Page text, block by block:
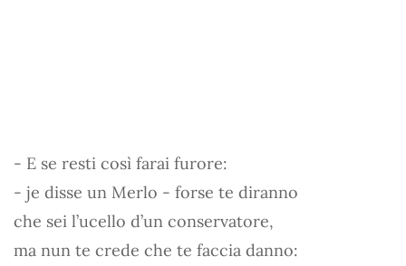
- E se resti così farai furore:
- je disse un Merlo - forse te diranno
che sei l’ucello d’un conservatore,
ma nun te crede che te faccia danno: